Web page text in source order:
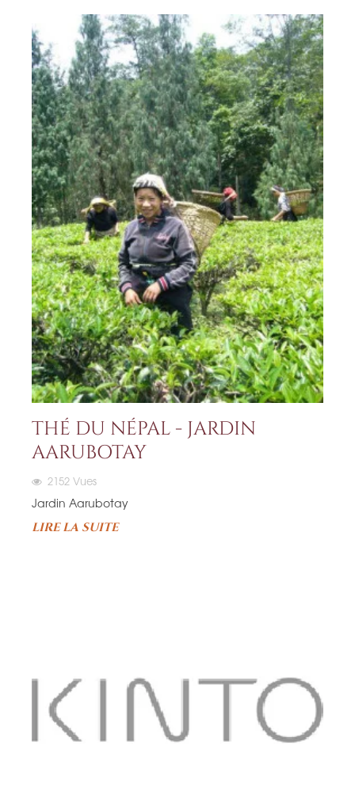
THÉ DU NÉPAL - JARDIN
AARUBOTAY
2152 Vues
Jardin Aarubotay
LIRE LA SUITE